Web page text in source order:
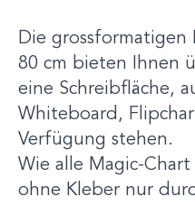
Die grossformatigen
80 cm bieten Ihnen
eine Schreibfläche,
Whiteboard,
Verfügung stehen.
Wie alle Magic-
ohne Kleber nur